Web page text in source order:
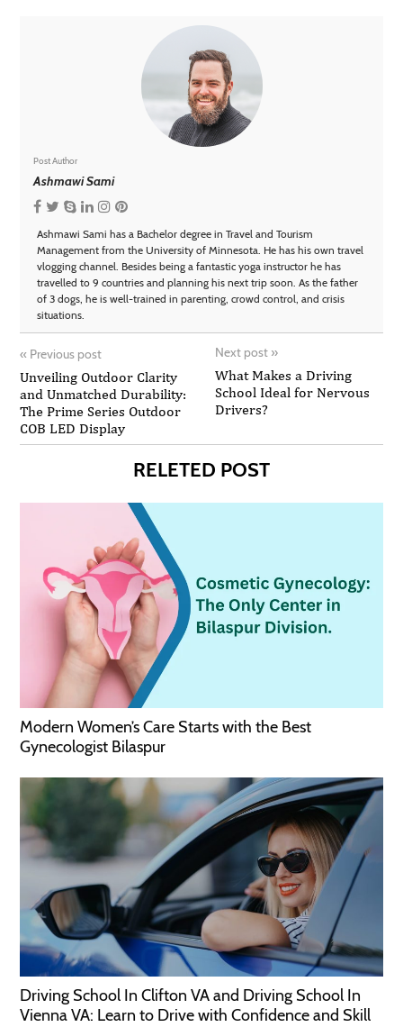
Post Author
Ashmawi Sami
Ashmawi Sami has a Bachelor degree in Travel and Tourism
Management from the University of Minnesota. He has his own travel
vlogging channel. Besides being a fantastic yoga instructor he has
travelled to 9 countries and planning his next trip soon. As the father
of 3 dogs, he is well-trained in parenting, crowd control, and crisis
situations.
« Previous post
Unveiling Outdoor Clarity
and Unmatched Durability:
The Prime Series Outdoor
COB LED Display
Next post »
What Makes a Driving
School Ideal for Nervous
Drivers?
RELETED POST
Modern Women’s Care Starts with the Best
Gynecologist Bilaspur
Driving School In Clifton VA and Driving School In
Vienna VA: Learn to Drive with Confidence and Skill